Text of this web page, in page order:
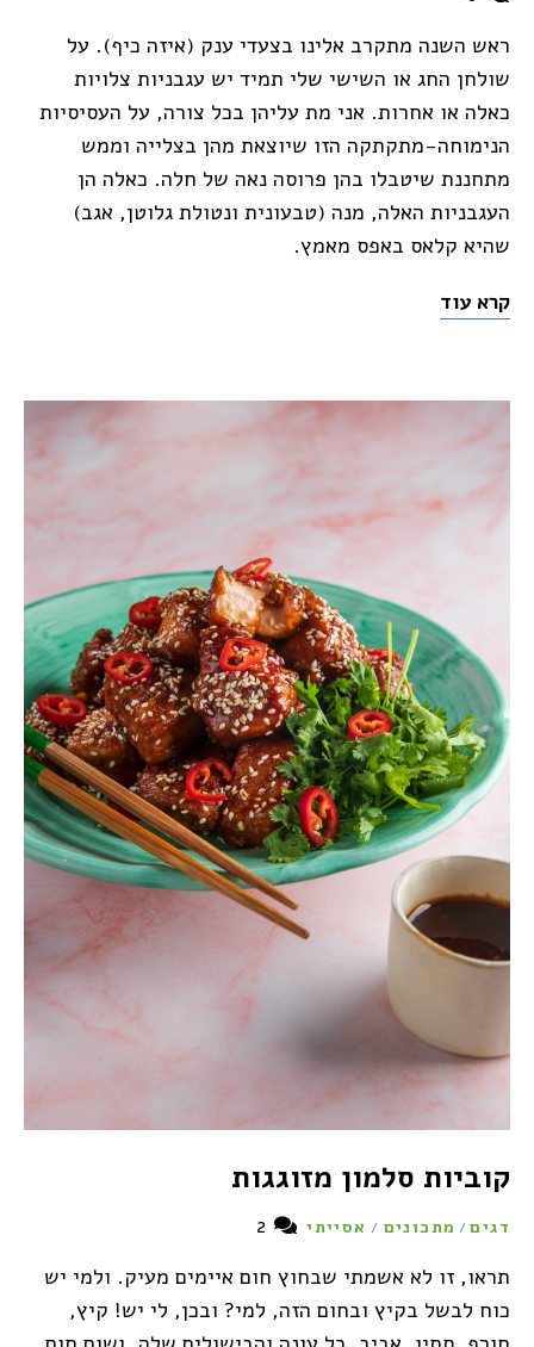
ראש השנה מתקרב אלינו בצעדי ענק (איזה כיף). על
שולחן החג או השישי שלי תמיד יש עגבניות צלויות
כאלה או אחרות. אני מת עליהן בכל צורה, על העסיסיות
הנימוחה-מתקתקה הזו שיוצאת מהן בצלייה וממש
מתחננת שיטבלו בהן פרוסה נאה של חלה. כאלה הן
העגבניות האלה, מנה (טבעונית ונטולת גלוטן, אגב)
שהיא קלאס באפס מאמץ.
קרא עוד
קוביות סלמון מזוגגות
דגים/ מתכונים / אסייתי 2
תראו, זו לא אשמתי שבחוץ חום איימים מעיק. ולמי יש
כוח לבשל בקיץ ובחום הזה, למי? ובכן, לי יש! קיץ,